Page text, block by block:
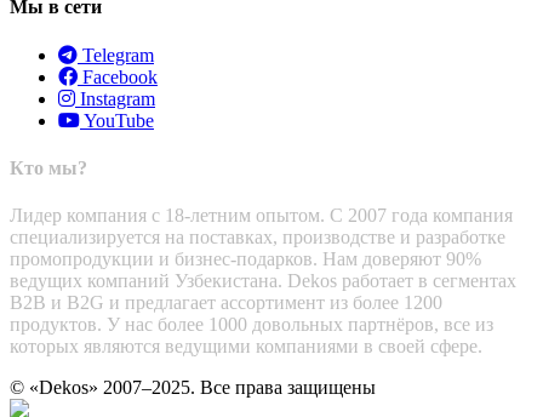
Мы в сети
Telegram
Facebook
Instagram
YouTube
Кто мы?
Лидер компания с 18-летним опытом. С 2007 года компания
специализируется на поставках, производстве и разработке
промопродукции и бизнес-подарков. Нам доверяют 90%
ведущих компаний Узбекистана. Dekos работает в сегментах
B2B и B2G и предлагает ассортимент из более 1200
продуктов. У нас более 1000 довольных партнёров, все из
которых являются ведущими компаниями в своей сфере.
© «Dekos» 2007–2025. Все права защищены